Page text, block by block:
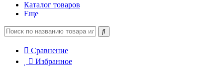
Каталог товаров
Еще
Сравнение
Избранное